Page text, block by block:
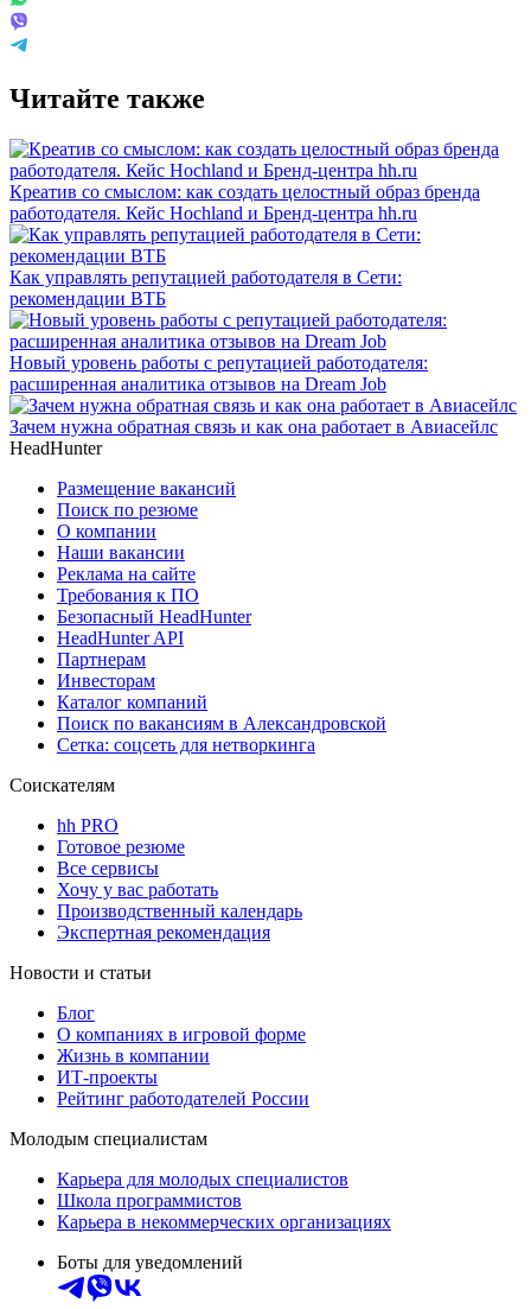
Читайте также
Креатив со смыслом: как создать целостный образ бренда
работодателя. Кейс Hochland и Бренд-центра hh.ru
Как управлять репутацией работодателя в Сети:
рекомендации ВТБ
Новый уровень работы с репутацией работодателя:
расширенная аналитика отзывов на Dream Job
Зачем нужна обратная связь и как она работает в Авиасейлс
HeadHunter
Размещение вакансий
Поиск по резюме
О компании
Наши вакансии
Реклама на сайте
Требования к ПО
Безопасный HeadHunter
HeadHunter API
Партнерам
Инвесторам
Каталог компаний
Поиск по вакансиям в Александровской
Сетка: соцсеть для нетворкинга
Соискателям
hh PRO
Готовое резюме
Все сервисы
Хочу у вас работать
Производственный календарь
Экспертная рекомендация
Новости и статьи
Блог
О компаниях в игровой форме
Жизнь в компании
ИТ-проекты
Рейтинг работодателей России
Молодым специалистам
Карьера для молодых специалистов
Школа программистов
Карьера в некоммерческих организациях
Боты для уведомлений